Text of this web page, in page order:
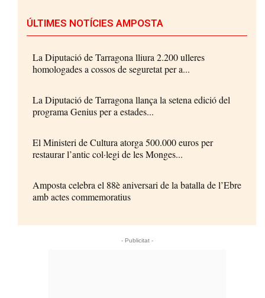
ÚLTIMES NOTÍCIES AMPOSTA
La Diputació de Tarragona lliura 2.200 ulleres
homologades a cossos de seguretat per a...
La Diputació de Tarragona llança la setena edició del
programa Genius per a estades...
El Ministeri de Cultura atorga 500.000 euros per
restaurar l’antic col·legi de les Monges...
Amposta celebra el 88è aniversari de la batalla de l’Ebre
amb actes commemoratius
- Publicitat -